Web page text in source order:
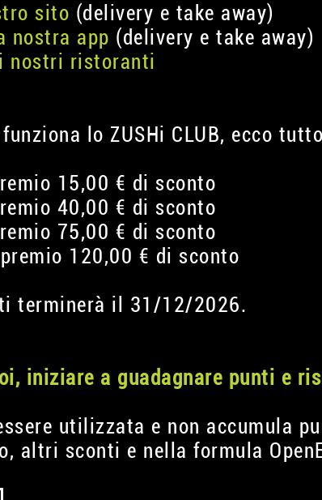
sito (delivery e take away)
nostra app (delivery e take away)
nostri ristoranti
lo ZUSHi CLUB, ecco
15,00 € di sconto
40,00 € di sconto
75,00 € di sconto
120,00 € di sconto
terminerà il 31/12/2026.
iniziare a guadagnare punti e
utilizzata e non accumula
altri sconti e nella formula